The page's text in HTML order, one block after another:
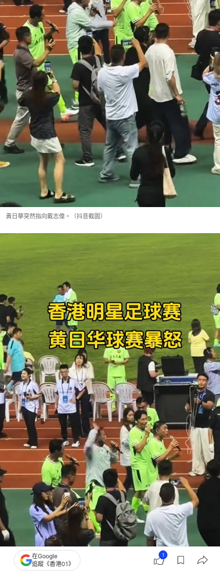
黃日華突然指向戴志偉。（抖音截圖）
在Google
追蹤《香港01》
1